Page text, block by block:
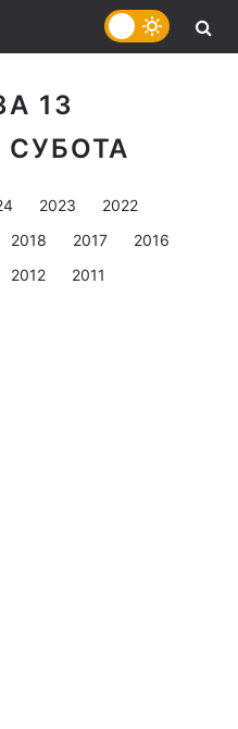
13
СУБОТА
2023
2022
2018 2017
2016
2012
2011